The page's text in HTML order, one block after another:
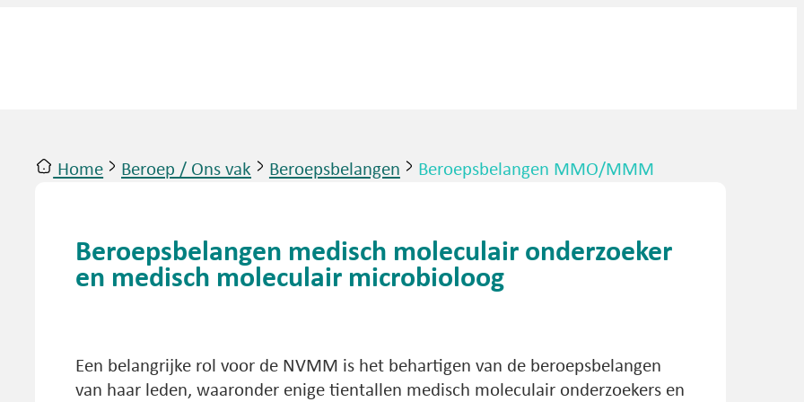
Home Beroep / Ons vak Beroepsbelangen Beroepsbelangen MMO/MMM
Beroepsbelangen medisch moleculair onderzoeker
en medisch moleculair microbioloog
Een belangrijke rol voor de NVMM is het behartigen van de beroepsbelangen
van haar leden, waaronder enige tientallen medisch moleculair onderzoekers en